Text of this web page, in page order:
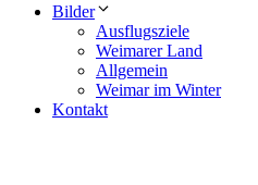
Bilder
Ausflugsziele
Weimarer Land
Allgemein
Weimar im Winter
Kontakt